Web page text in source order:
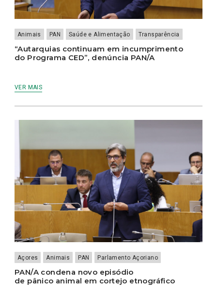
Animais PAN Saúde e Alimentação Transparência
“Autarquias continuam em incumprimento
do Programa CED”, denúncia PAN/A
VER MAIS
Açores Animais PAN Parlamento Açoriano
PAN/A condena novo episódio
de pânico animal em cortejo etnográfico